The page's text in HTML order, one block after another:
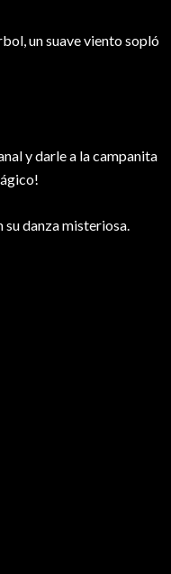
un suave viento sopló
y darle a la campanita
su danza misteriosa.